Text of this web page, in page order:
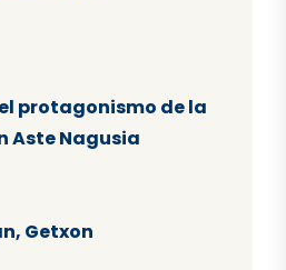
protagonismo de la
Aste Nagusia
Getxon